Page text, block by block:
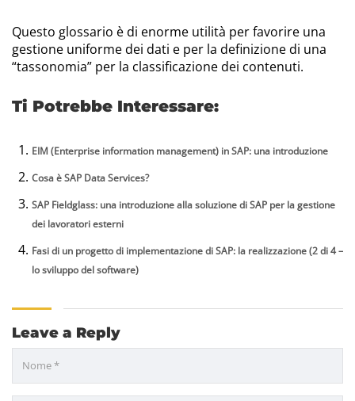
Questo glossario è di enorme utilità per favorire una
gestione uniforme dei dati e per la definizione di una
“tassonomia” per la classificazione dei contenuti.
Ti Potrebbe Interessare:
EIM (Enterprise information management) in SAP: una introduzione
Cosa è SAP Data Services?
SAP Fieldglass: una introduzione alla soluzione di SAP per la gestione
dei lavoratori esterni
Fasi di un progetto di implementazione di SAP: la realizzazione (2 di 4 –
lo sviluppo del software)
Leave a Reply